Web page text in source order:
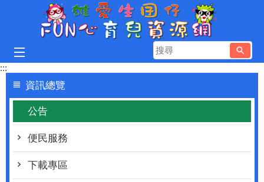
跳到主要內容區塊
搜
尋
:::
資訊總覽
公告
便民服務
下載專區